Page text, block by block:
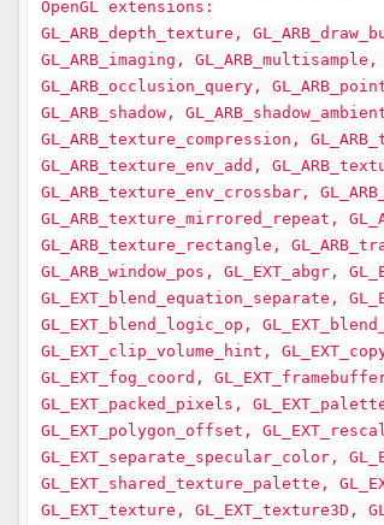
OpenGL extensions:
GL_ARB_depth_texture,
GL_ARB_imaging,
GL_ARB_occlusion_query,
GL_ARB_shadow,
GL_ARB_texture_compression,
GL_ARB_texture_env_add,
GL_ARB_texture_env_crossbar,
GL_ARB_texture_mirrored_repeat,
GL_ARB_texture_rectangle,
GL_ARB_window_pos, GL_EXT_abgr,
GL_EXT_blend_equation_separate,
GL_EXT_blend_logic_op,
GL_EXT_clip_volume_hint,
GL_EXT_fog_coord,
GL_EXT_packed_pixels,
GL_EXT_polygon_offset,
GL_EXT_separate_specular_color,
GL_EXT_shared_texture_palette,
GL_EXT_texture, GL_EXT_texture3D,